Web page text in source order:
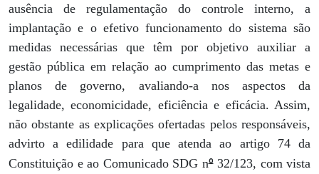
ausência de regulamentação do controle interno, a
implantação e o efetivo funcionamento do sistema são
medidas necessárias que têm por objetivo auxiliar a
gestão pública em relação ao cumprimento das metas e
planos de governo, avaliando-a nos aspectos da
legalidade, economicidade, eficiência e eficácia. Assim,
não obstante as explicações ofertadas pelos responsáveis,
advirto a edilidade para que atenda ao artigo 74 da
Constituição e ao Comunicado SDG nº32/123, com vista